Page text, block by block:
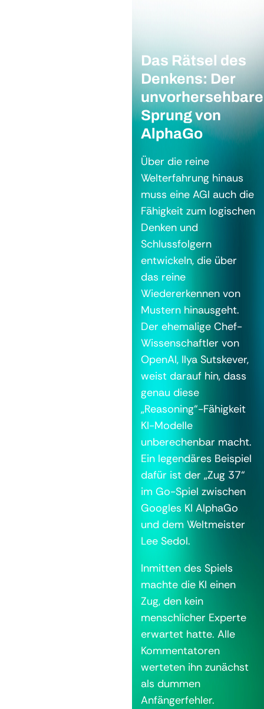
Das Rätsel des
Denkens: Der
unvorhersehbare
Sprung von
AlphaGo
Über die reine
Welterfahrung hinaus
muss eine AGI auch die
Fähigkeit zum logischen
Denken und
Schlussfolgern
entwickeln, die über
das reine
Wiedererkennen von
Mustern hinausgeht.
Der ehemalige Chef-
Wissenschaftler von
OpenAI, Ilya Sutskever,
weist darauf hin, dass
genau diese
„Reasoning“-Fähigkeit
KI-Modelle
unberechenbar macht.
Ein legendäres Beispiel
dafür ist der „Zug 37“
im Go-Spiel zwischen
Googles KI AlphaGo
und dem Weltmeister
Lee Sedol.
Inmitten des Spiels
machte die KI einen
Zug, den kein
menschlicher Experte
erwartet hatte. Alle
Kommentatoren
werteten ihn zunächst
als dummen
Anfängerfehler.